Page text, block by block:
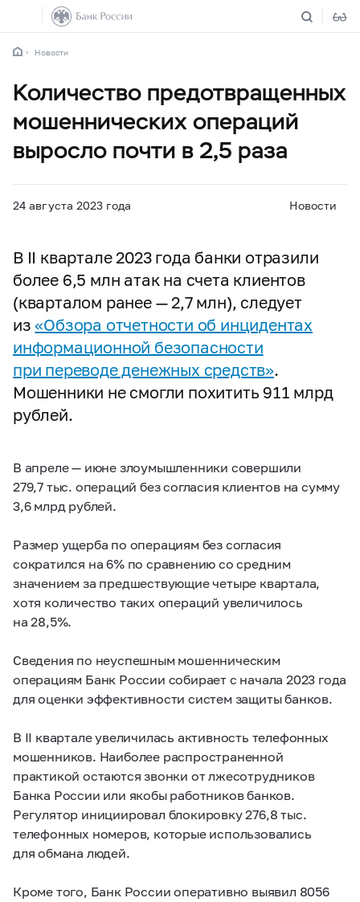
Новости
Количество предотвращенных
мошеннических операций
выросло почти в 2,5 раза
24 августа 2023 года Новости
В II квартале 2023 года банки отразили
более 6,5 млн атак на счета клиентов
(кварталом ранее — 2,7 млн), следует
из«Обзора отчетности об инцидентах
информационной безопасности
при переводе денежных средств».
Мошенники не смогли похитить 911 млрд
рублей.
В апреле — июне злоумышленники совершили
279,7 тыс. операций без согласия клиентов на сумму
3,6 млрд рублей.
Размер ущерба по операциям без согласия
сократился на 6% по сравнению со средним
значением за предшествующие четыре квартала,
хотя количество таких операций увеличилось
на 28,5%.
Сведения по неуспешным мошенническим
операциям Банк России собирает с начала 2023 года
для оценки эффективности систем защиты банков.
В II квартале увеличилась активность телефонных
мошенников. Наиболее распространенной
практикой остаются звонки от лжесотрудников
Банка России или якобы работников банков.
Регулятор инициировал блокировку 276,8 тыс.
телефонных номеров, которые использовались
для обмана людей.
Кроме того, Банк России оперативно выявил 8056